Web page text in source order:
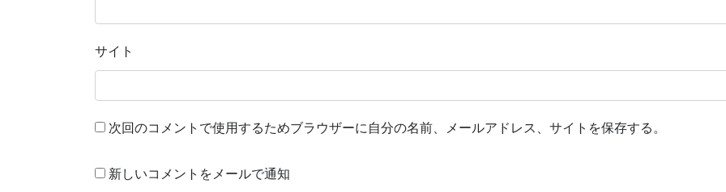
サイト
次回のコメントで使用するためブラウザーに自分の名前、メールアドレス、サイトを保存する。
新しいコメントをメールで通知